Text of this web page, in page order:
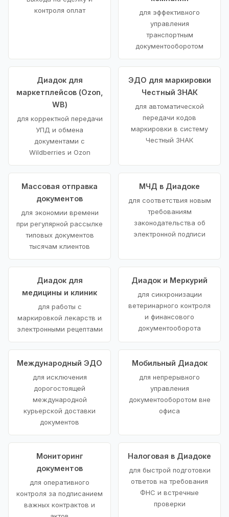
контроля оплат
для эффективного
управления
транспортным
документооборотом
Диадок для
маркетплейсов (Ozon,
WB)
для корректной передачи
УПД и обмена
документами с
Wildberries и Ozon
ЭДО для маркировки
Честный ЗНАК
для автоматической
передачи кодов
маркировки в систему
Честный ЗНАК
Массовая отправка
документов
для экономии времени
при регулярной рассылке
типовых документов
тысячам клиентов
МЧД в Диадоке
для соответствия новым
требованиям
законодательства об
электронной подписи
Диадок для
медицины и клиник
для работы с
маркировкой лекарств и
электронными рецептами
Диадок и Меркурий
для синхронизации
ветеринарного контроля
и финансового
документооборота
Международный ЭДО
для исключения
дорогостоящей
международной
курьерской доставки
документов
Мобильный Диадок
для непрерывного
управления
документооборотом вне
офиса
Мониторинг
документов
для оперативного
контроля за подписанием
важных контрактов и
Налоговая в Диадоке
для быстрой подготовки
ответов на требования
ФНС и встречные
проверки